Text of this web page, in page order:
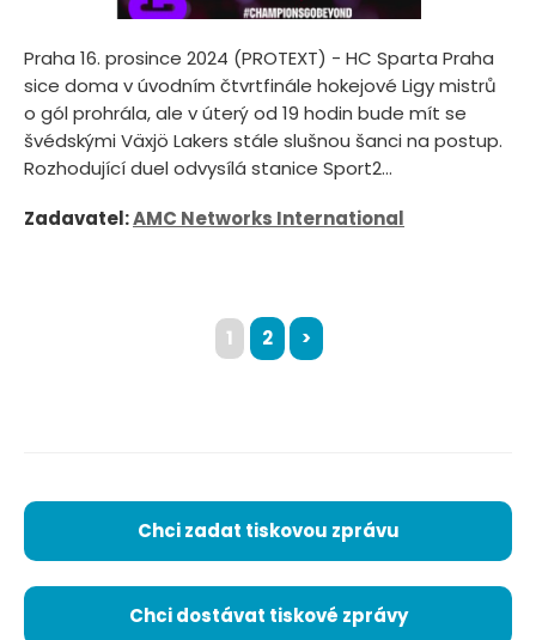
Praha 16. prosince 2024 (PROTEXT) - HC Sparta Praha
sice doma v úvodním čtvrtfinále hokejové Ligy mistrů
o gól prohrála, ale v úterý od 19 hodin bude mít se
švédskými Växjö Lakers stále slušnou šanci na postup.
Rozhodující duel odvysílá stanice Sport2...
Zadavatel:AMC Networks International
1 2 >
Chci zadat tiskovou zprávu
Chci dostávat tiskové zprávy